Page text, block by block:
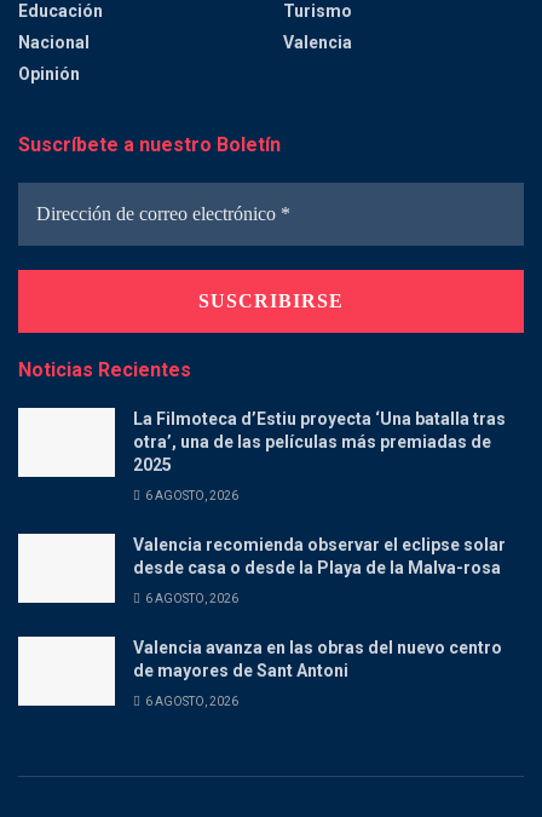
Educación
Nacional
Opinión
Turismo
Valencia
Suscríbete a nuestro Boletín
Noticias Recientes
La Filmoteca d’Estiu proyecta ‘Una batalla tras
otra’, una de las películas más premiadas de
2025
6 AGOSTO, 2026
Valencia recomienda observar el eclipse solar
desde casa o desde la Playa de la Malva-rosa
6 AGOSTO, 2026
Valencia avanza en las obras del nuevo centro
de mayores de Sant Antoni
6 AGOSTO, 2026